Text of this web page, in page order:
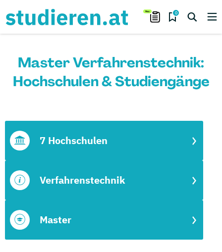
0
Master Verfahrenstechnik:
Hochschulen & Studiengänge
Master
Verfahrenstechnik
7 Hochschulen